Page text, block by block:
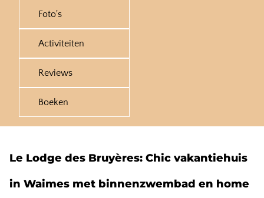
Foto's
Activiteiten
Reviews
Boeken
Le Lodge des Bruyères: Chic vakantiehuis
in Waimes met binnenzwembad en home